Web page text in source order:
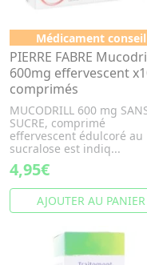
Médicament conseil
PIERRE FABRE
600mg effervescent
comprimés
MUCODRILL 600 mg
SUCRE, comprimé
effervescent édulcoré au
sucralose est indiq...
4,95€
AJOUTER AU PANIER